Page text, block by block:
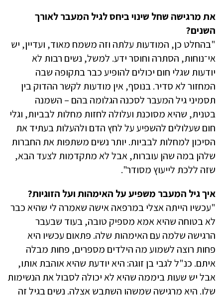
את מרגישה שחל שינוי ביחס לגיל המעבר לאורך
השנים?
"בהחלט כן, המודעות עלתה וזה משמח מאוד, ועדיין, יש
אי־נוחות, הסתרה וחוסר ידע. למשל, נשים רבות לא
יודעות שגלי חום יכולים להופיע כבר בתקופה שבה
המחזור לא סדיר. בנוסף, אין מודעות לקשר ההדוק בין
תסמיני גיל המעבר לסכנה הגלומה בהם – השמנה
בטנית, שהיא מסוכנת ועלולה לחזות מחלות לבביות, וגלי
חום שעלולים להשפיע על לחץ הדם ולהעלות בעתיד את
הסיכון למחלות לבביות. יותר נשים משתפות את החברות
שלהן במה שהן עוברות, אבל לא מתקדמות לצעד הבא,
שזה ללכת לייעוץ מסודר".
איך גיל המעבר משפיע על האימהות ועל הזוגיות?
"עכשיו הייתה אצלי במרפאה אישה שאמרה לי שהיא כבר
לא בטוחה שהיא אמא מספיק טובה, בעוד שבעבר
הרגישה שלמה עם האימהות שלה. פתאום עכשיו היא
פחות רוצה לשמוע מה הילדים מספרים, פחות מבלה
איתם. כנ"ל לגבי בן זוגה: היא יודעת שהיא אוהבת אותו,
אבל יש שעות ביממה שהיא לא יכולה לסבול את הנשימות
שלו. היא מרגישה שמשהו השתבש אצלה. נשים בגיל זה